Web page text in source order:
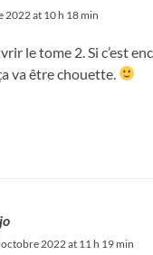
2022 at 10 h 18 min
le tome 2. Si c’est
va être chouette.
2022 at 11 h 19 min